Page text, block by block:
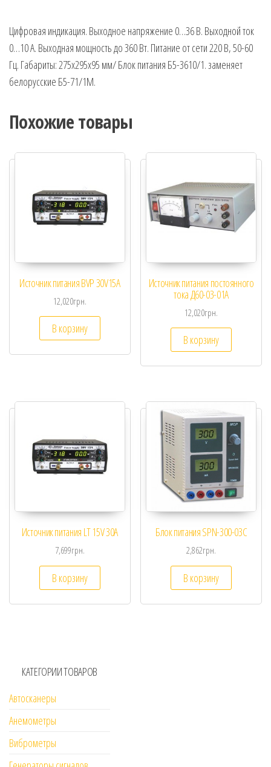
Цифровая индикация. Выходное напряжение 0…36 В. Выходной ток
0…10 А. Выходная мощность до 360 Вт. Питание от сети 220 В, 50-60
Гц. Габариты: 275х295х95 мм/ Блок питания Б5-3610/1. заменяет
белорусские Б5-71/1М.
Похожие товары
Источник питания BVP 30V15A
12,020грн.
В корзину
Источник питания постоянного
тока Д60-03-01А
12,020грн.
В корзину
Источник питания LT 15V 30A
7,699грн.
В корзину
Блок питания SPN-300-03С
2,862грн.
В корзину
КАТЕГОРИИ ТОВАРОВ
Автосканеры
Анемометры
Виброметры